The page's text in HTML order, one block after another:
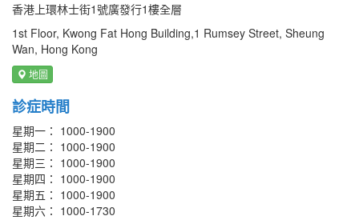
香港上環林士街1號廣發行1樓全層
1st Floor, Kwong Fat Hong Building,1 Rumsey Street, Sheung
Wan, Hong Kong
地圖
診症時間
星期一： 1000-1900
星期二： 1000-1900
星期三： 1000-1900
星期四： 1000-1900
星期五： 1000-1900
星期六： 1000-1730